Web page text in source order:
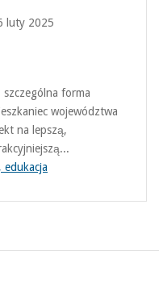
luty 2025
forma
województwa
na lepszą,